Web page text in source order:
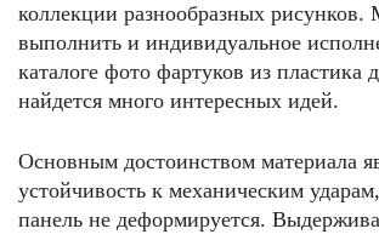
коллекции разнообразных
выполнить и индивидуальное
каталоге фото фартуков из пластика
найдется много интересных идей.
Основным достоинством материала
устойчивость к механическим
панель не деформируется.